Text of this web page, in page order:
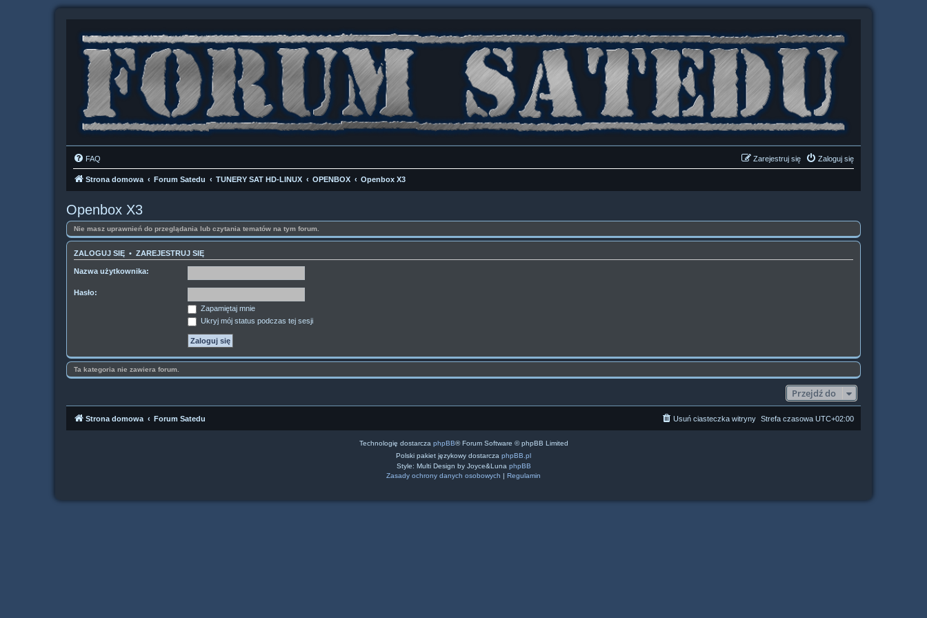
FAQ Zaloguj się
Zarejestruj się
Strona domowa Forum Satedu TUNERY SAT HD-LINUX OPENBOX Openbox X3
Openbox X3
Nie masz uprawnień do przeglądania lub czytania tematów na tym forum.
ZALOGUJ SIĘ • ZAREJESTRUJ SIĘ
Nazwa użytkownika:
Hasło:
Zapamiętaj mnie
Ukryj mój status podczas tej sesji
Ta kategoria nie zawiera forum.
Przejdź do
Strona domowa Forum Satedu Strefa czasowa UTC+02:00
Usuń ciasteczka witryny
Technologię dostarcza phpBB® Forum Software © phpBB Limited
Polski pakiet językowy dostarcza phpBB.pl
Style: Multi Design by Joyce&Luna phpBB
Zasady ochrony danych osobowych | Regulamin